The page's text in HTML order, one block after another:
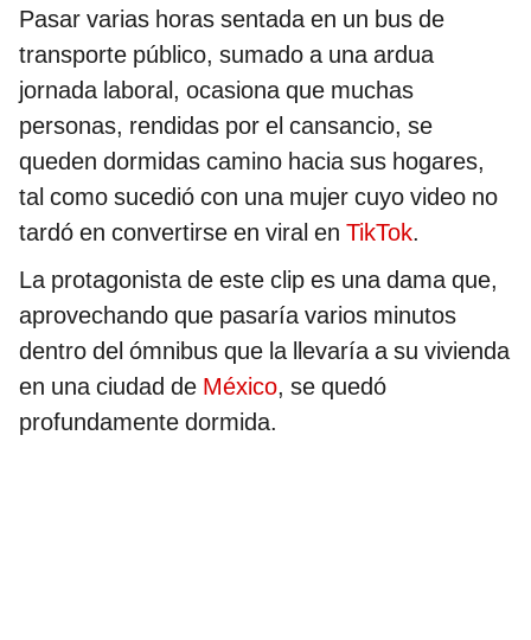
Pasar varias horas sentada en un bus de
transporte público, sumado a una ardua
jornada laboral, ocasiona que muchas
personas, rendidas por el cansancio, se
queden dormidas camino hacia sus hogares,
tal como sucedió con una mujer cuyo video no
tardó en convertirse en viral en TikTok.
La protagonista de este clip es una dama que,
aprovechando que pasaría varios minutos
dentro del ómnibus que la llevaría a su vivienda
en una ciudad de México, se quedó
profundamente dormida.